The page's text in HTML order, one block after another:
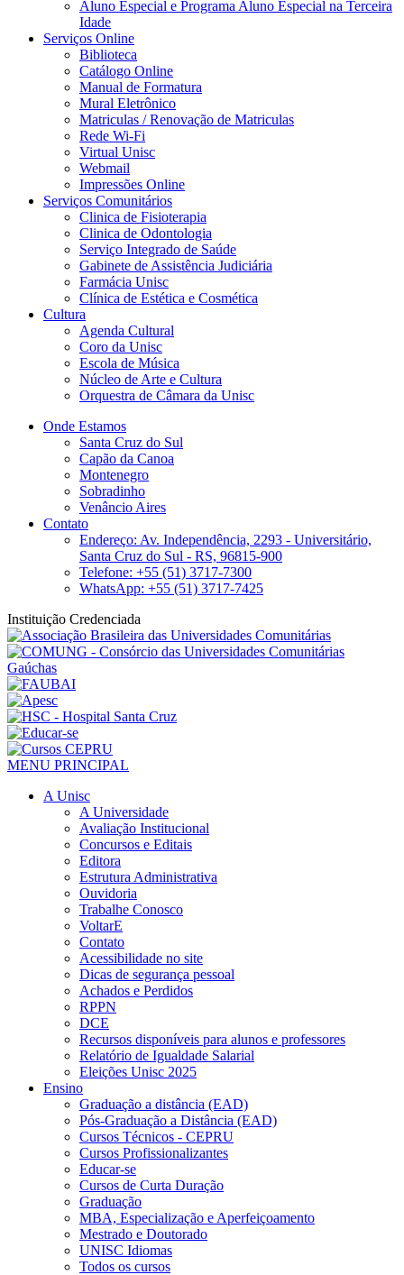
Aluno Especial e Programa Aluno Especial na Terceira
Idade
Serviços Online
Biblioteca
Catálogo Online
Manual de Formatura
Mural Eletrônico
Matriculas / Renovação de Matriculas
Rede Wi-Fi
Virtual Unisc
Webmail
Impressões Online
Serviços Comunitários
Clinica de Fisioterapia
Clinica de Odontologia
Serviço Integrado de Saúde
Gabinete de Assistência Judiciária
Farmácia Unisc
Clínica de Estética e Cosmética
Cultura
Agenda Cultural
Coro da Unisc
Escola de Música
Núcleo de Arte e Cultura
Orquestra de Câmara da Unisc
Onde Estamos
Santa Cruz do Sul
Capão da Canoa
Montenegro
Sobradinho
Venâncio Aires
Contato
Endereço: Av. Independência, 2293 - Universitário,
Santa Cruz do Sul - RS, 96815-900
Telefone: +55 (51) 3717-7300
WhatsApp: +55 (51) 3717-7425
Instituição Credenciada
MENU PRINCIPAL
A Unisc
A Universidade
Avaliação Institucional
Concursos e Editais
Editora
Estrutura Administrativa
Ouvidoria
Trabalhe Conosco
VoltarE
Contato
Acessibilidade no site
Dicas de segurança pessoal
Achados e Perdidos
RPPN
DCE
Recursos disponíveis para alunos e professores
Relatório de Igualdade Salarial
Eleições Unisc 2025
Ensino
Graduação a distância (EAD)
Pós-Graduação a Distância (EAD)
Cursos Técnicos - CEPRU
Cursos Profissionalizantes
Educar-se
Cursos de Curta Duração
Graduação
MBA, Especialização e Aperfeiçoamento
Mestrado e Doutorado
UNISC Idiomas
Todos os cursos